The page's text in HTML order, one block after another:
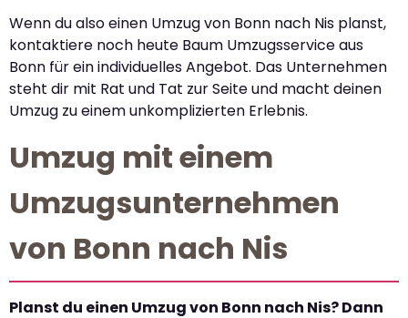
Wenn du also einen Umzug von Bonn nach Nis planst,
kontaktiere noch heute Baum Umzugsservice aus
Bonn für ein individuelles Angebot. Das Unternehmen
steht dir mit Rat und Tat zur Seite und macht deinen
Umzug zu einem unkomplizierten Erlebnis.
Umzug mit einem
Umzugsunternehmen
von Bonn nach Nis
Planst du einen Umzug von Bonn nach Nis? Dann